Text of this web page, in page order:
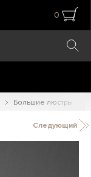
0
Большие люстры
Следующий